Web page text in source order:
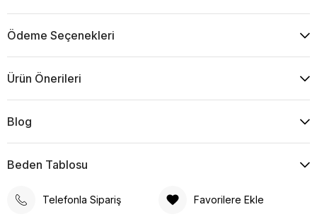
Ödeme Seçenekleri
Ürün Önerileri
Blog
Beden Tablosu
Telefonla Sipariş Favorilere Ekle